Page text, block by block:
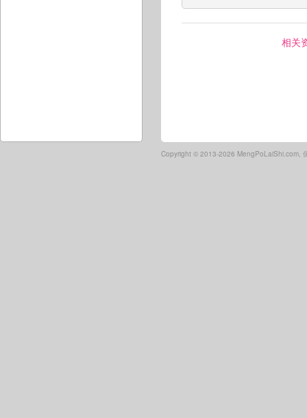
相关
Copyright © 2013-2026 MengPoLaiShi.com,